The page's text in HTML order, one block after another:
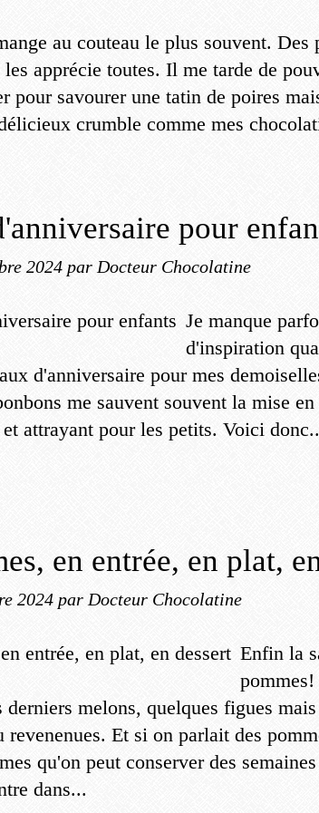
au couteau le plus souvent. Des
apprécie toutes. Il me tarde de
pour savourer une tatin de poires
crumble comme mes
pour
2024 par Docteur Chocolatine
Je manque
d'inspiration
d'anniversaire pour mes
me sauvent souvent la mise
attrayant pour les petits. Voici
en entrée, en plat,
2024 par Docteur Chocolatine
Enfin la
derniers melons, quelques figues
revenenues. Et si on parlait des
qu'on peut conserver des
dans...